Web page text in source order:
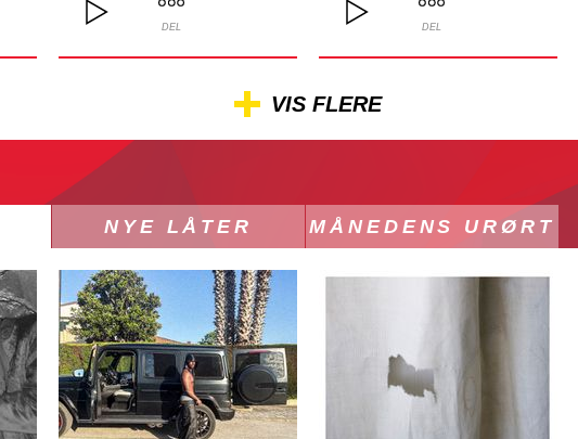
DEL DEL
VIS FLERE
NYE LÅTER MÅNEDENS URØRT